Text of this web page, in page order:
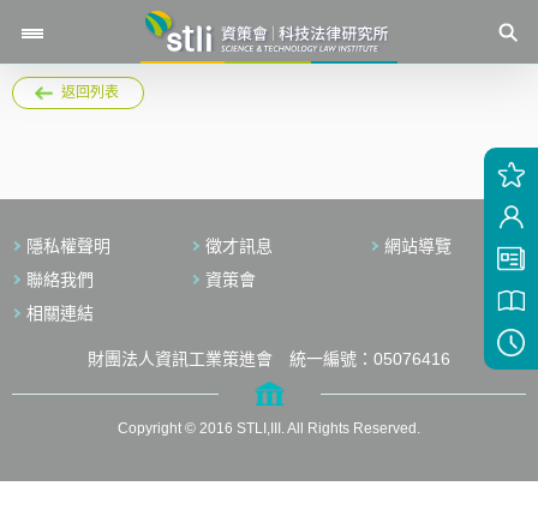
返回列表
隱私權聲明 徵才訊息
網站導覽
聯絡我們
資策會
相關連結
財團法人資訊工業策進會 統一編號：05076416
Copyright © 2016 STLI,III. All Rights Reserved.